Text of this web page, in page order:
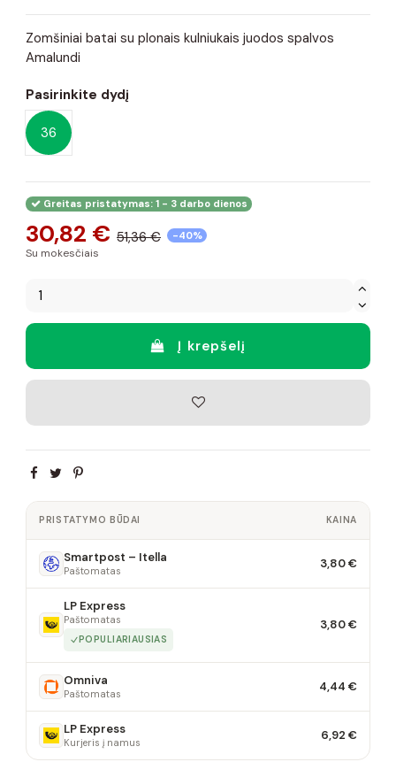
Zomšiniai batai su plonais kulniukais juodos spalvos
Amalundi
Pasirinkite dydį
36
Greitas pristatymas: 1 - 3 darbo dienos
30,82 € 51,36 € -40%
Su mokesčiais
Į krepšelį
PRISTATYMO BŪDAI KAINA
Smartpost – Itella
Paštomatas 3,80 €
LP Express
Paštomatas
POPULIARIAUSIAS
3,80 €
Omniva
Paštomatas 4,44 €
LP Express
Kurjeris į namus 6,92 €